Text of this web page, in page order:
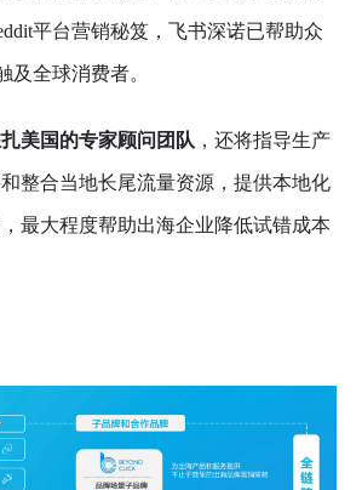
平台营销秘笈，飞书深诺已帮助众
及全球消费者。
美国的专家顾问团队 ，还将指导生产
整合当地长尾流量资源，提供本地化
最大程度帮助出海企业降低试错成本